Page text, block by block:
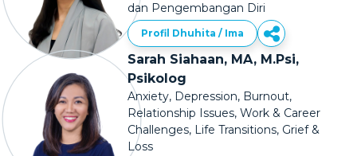
dan Pengembangan Diri
Profil Dhuhita / Ima
Sarah Siahaan, MA, M.Psi,
Psikolog
Anxiety, Depression, Burnout,
Relationship Issues, Work & Career
Challenges, Life Transitions, Grief &
Loss